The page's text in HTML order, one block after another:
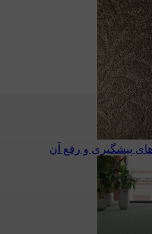
پیشگیری و رفع آن